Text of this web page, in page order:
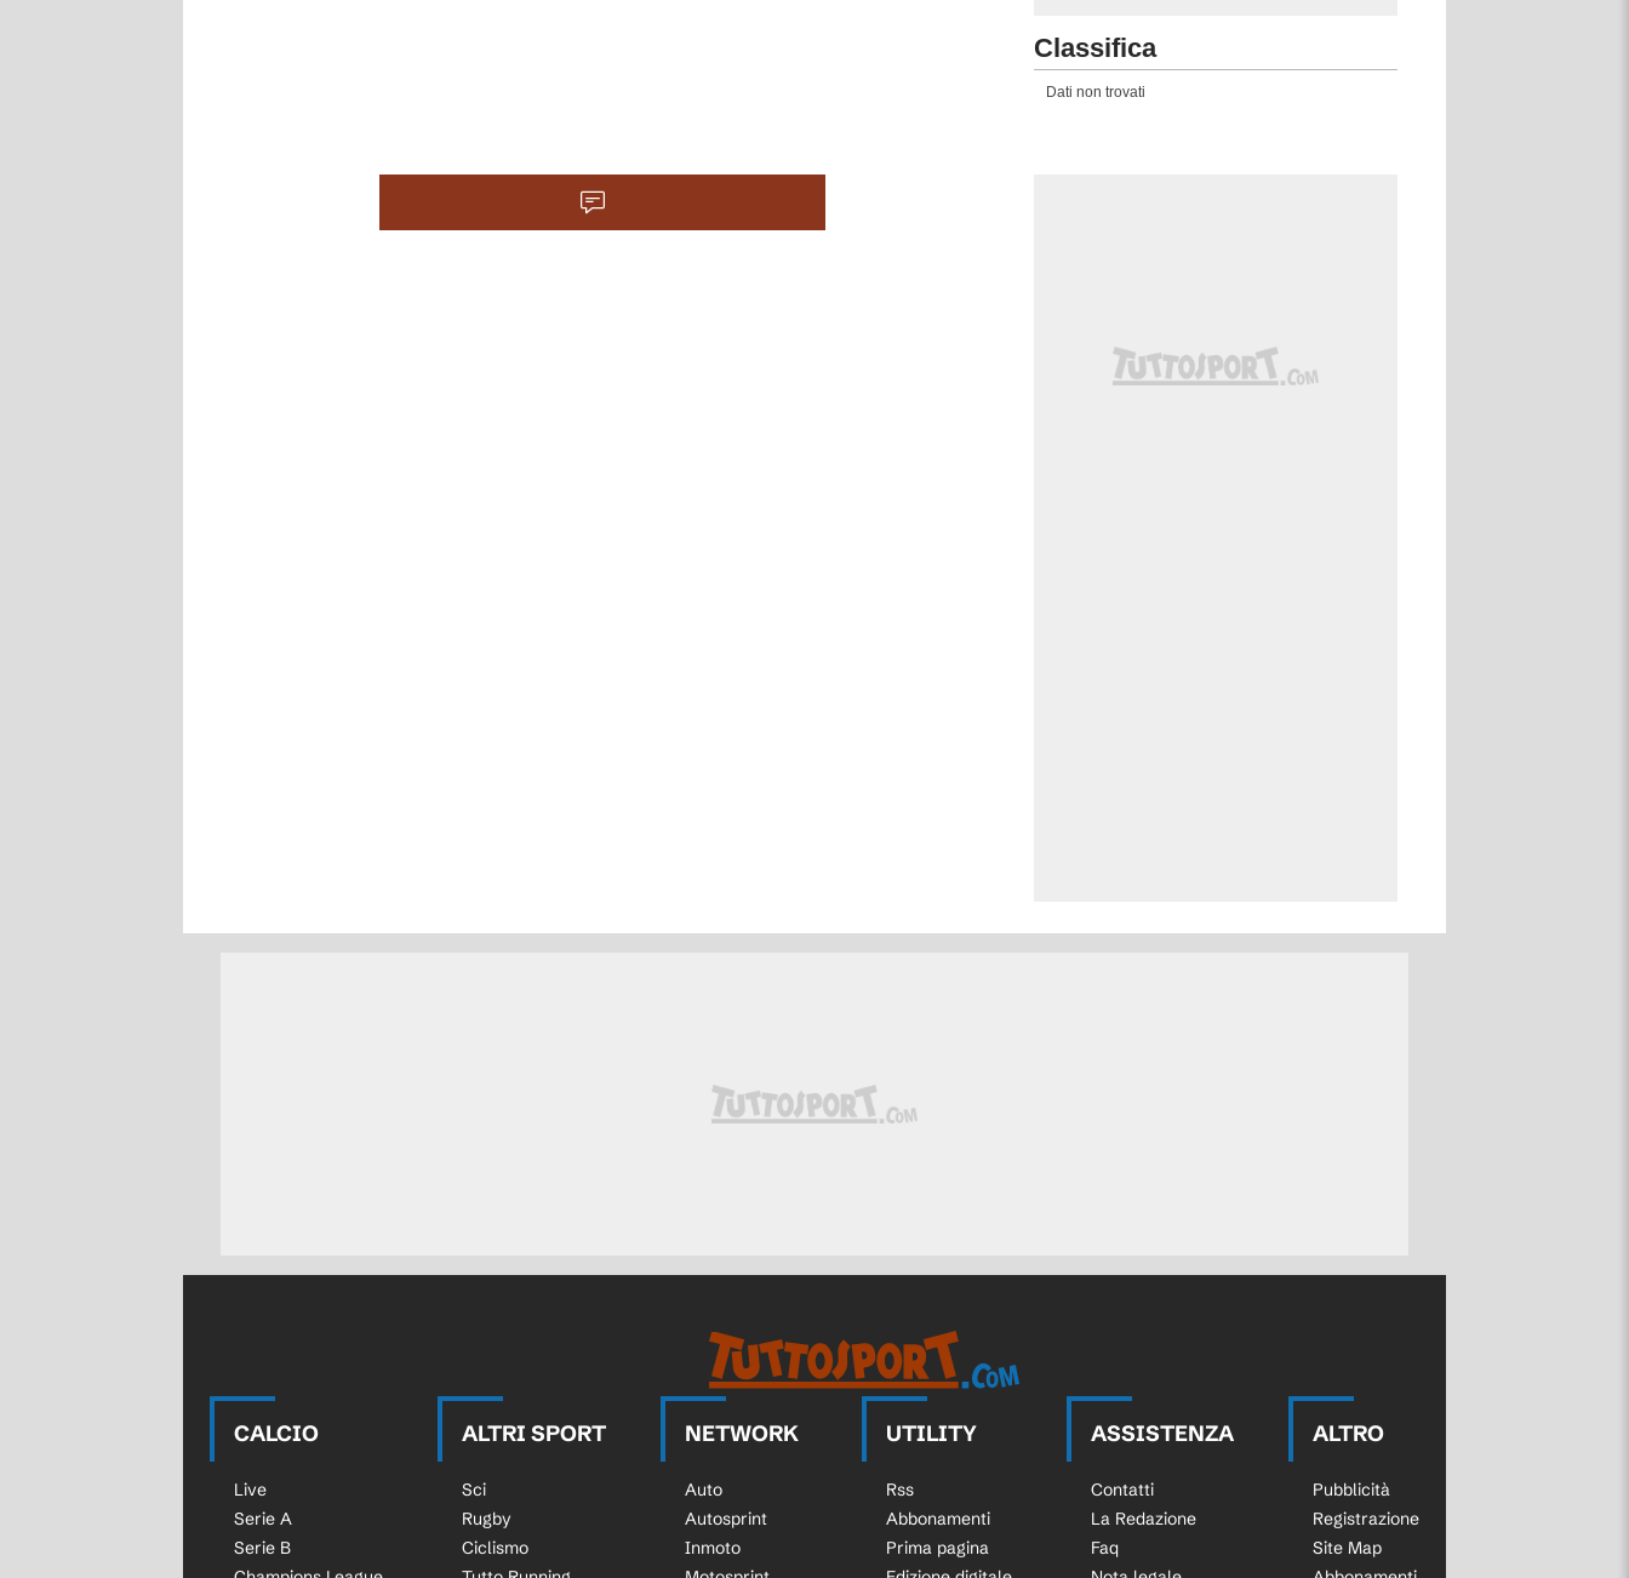
Classifica
Dati non trovati
CALCIO
Live
Serie A
Serie B
ALTRI SPORT
Sci
Rugby
Ciclismo
NETWORK
Auto
Autosprint
Inmoto
UTILITY
Rss
Abbonamenti
Prima pagina
ASSISTENZA
Contatti
La Redazione
Faq
ALTRO
Pubblicità
Registrazione
Site Map